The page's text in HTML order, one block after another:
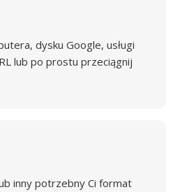
dysku Google, usługi
lub po prostu przeciągnij
inny potrzebny Ci format